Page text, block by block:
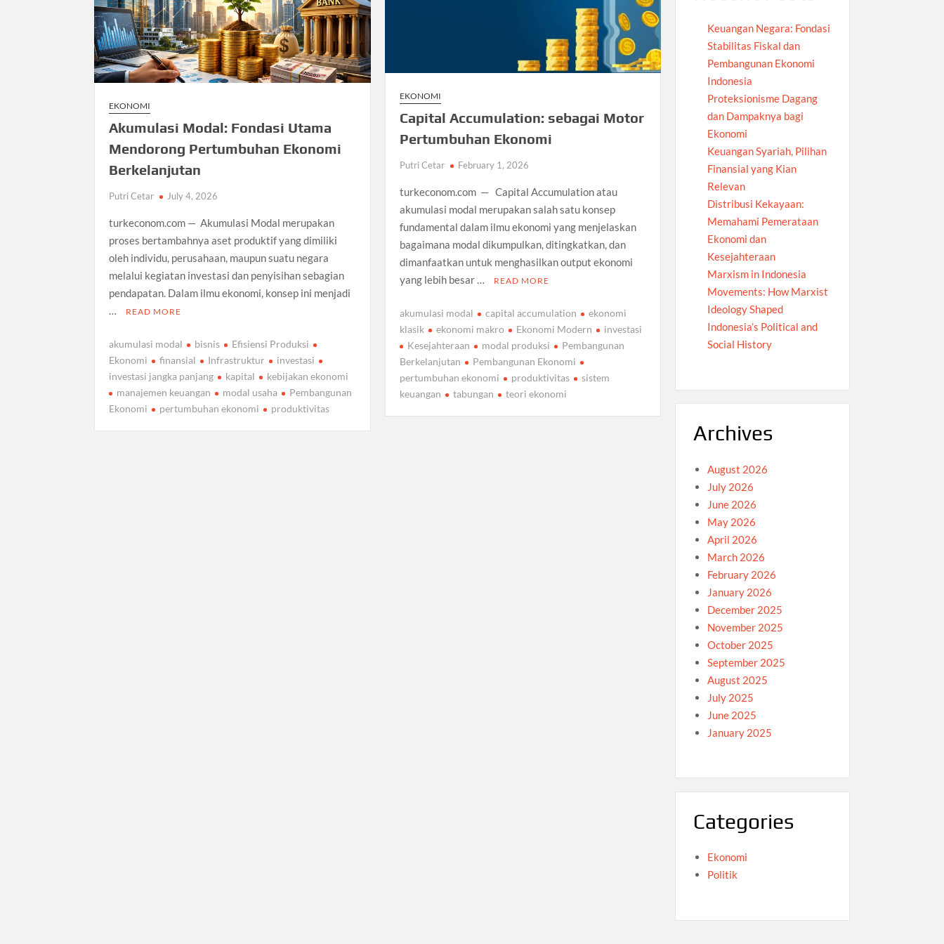
EKONOMI
Akumulasi Modal: Fondasi Utama
Mendorong Pertumbuhan Ekonomi
Berkelanjutan
Putri Cetar July 4, 2026
turkeconom.com — Akumulasi Modal merupakan
proses bertambahnya aset produktif yang dimiliki
oleh individu, perusahaan, maupun suatu negara
melalui kegiatan investasi dan penyisihan sebagian
pendapatan. Dalam ilmu ekonomi, konsep ini menjadi
…
READ MORE
akumulasi modal bisnis
Efisiensi Produksi
Ekonomi
finansial Infrastruktur
investasi
investasi jangka panjang
kapital
kebijakan ekonomi
manajemen keuangan
modal usaha
Pembangunan
Ekonomi
pertumbuhan ekonomi produktivitas
EKONOMI
Capital Accumulation: sebagai Motor
Pertumbuhan Ekonomi
Putri Cetar February 1, 2026
turkeconom.com — Capital Accumulation atau
akumulasi modal merupakan salah satu konsep
fundamental dalam ilmu ekonomi yang menjelaskan
bagaimana modal dikumpulkan, ditingkatkan, dan
dimanfaatkan untuk menghasilkan output ekonomi
yang lebih besar …
READ MORE
akumulasi modal capital accumulation
ekonomi
klasik
ekonomi makro Ekonomi Modern
investasi
Kesejahteraan
modal produksi
Pembangunan
Berkelanjutan
Pembangunan Ekonomi
pertumbuhan ekonomi
produktivitas
sistem
keuangan
tabungan teori ekonomi
Keuangan Negara: Fondasi
Stabilitas Fiskal dan
Pembangunan Ekonomi
Indonesia
Proteksionisme Dagang
dan Dampaknya bagi
Ekonomi
Keuangan Syariah, Pilihan
Finansial yang Kian
Relevan
Distribusi Kekayaan:
Memahami Pemerataan
Ekonomi dan
Kesejahteraan
Marxism in Indonesia
Movements: How Marxist
Ideology Shaped
Indonesia’s Political and
Social History
Archives
August 2026
July 2026
June 2026
May 2026
April 2026
March 2026
February 2026
January 2026
December 2025
November 2025
October 2025
September 2025
August 2025
July 2025
June 2025
January 2025
Categories
Ekonomi
Politik